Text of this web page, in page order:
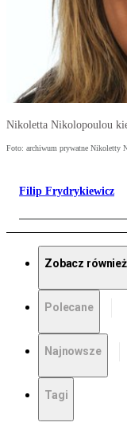
Nikoletta Nikolopoulou
Foto: archiwum prywatne Nikoletty
Filip Frydrykiewicz
Zobacz również
Polecane
Najnowsze
Tagi